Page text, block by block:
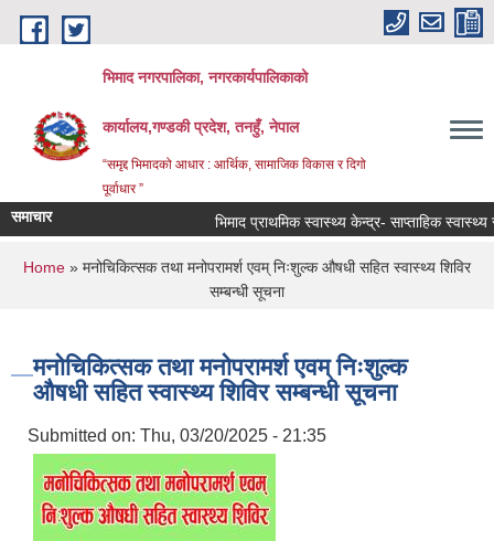
Skip to main content
भिमाद नगरपालिका, नगरकार्यपालिकाको
कार्यालय,गण्डकी प्रदेश, तनहुँ, नेपाल
“समृद्द भिमादको आधार : आर्थिक, सामाजिक विकास र दिगो
पूर्वाधार ”
समाचार भिमाद प्राथमिक स्वास्थ्य केन्द्र- साप्ताहिक स्वास्थ्य
You are here
Home » मनोचिकित्सक तथा मनोपरामर्श एवम् निःशुल्क औषधी सहित स्वास्थ्य शिविर
सम्बन्धी सूचना
मनोचिकित्सक तथा मनोपरामर्श एवम् निःशुल्क
औषधी सहित स्वास्थ्य शिविर सम्बन्धी सूचना
Submitted on: Thu, 03/20/2025 - 21:35